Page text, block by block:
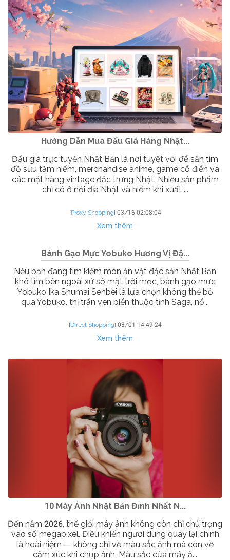
Hướng Dẫn Mua Đấu Giá Hàng Nhật...
Đấu giá trực tuyến Nhật Bản là nơi tuyệt vời để săn tìm
đồ sưu tầm hiếm, merchandise anime, game cổ điển và
các mặt hàng vintage đặc trưng Nhật. Nhiều sản phẩm
chỉ có ở nội địa Nhật và hiếm khi xuất ...
[Proxy Shopping] 03/16 02:08:04
Xem thêm
Bánh Gạo Mực Yobuko Hương Vị Đặ...
Nếu bạn đang tìm kiếm món ăn vặt đặc sản Nhật Bản
khó tìm bên ngoài xứ sở mặt trời mọc, bánh gạo mực
Yobuko Ika Shumai Senbei là lựa chọn không thể bỏ
qua.Yobuko, thị trấn ven biển thuộc tỉnh Saga, nổ...
[Direct Shopping] 03/01 14:49:24
Xem thêm
10 Máy Ảnh Nhật Bản Đỉnh Nhất N...
Đến năm 2026, thế giới máy ảnh không còn chỉ chú trọng
vào số megapixel. Điều khiến người dùng quay lại chính
là hoài niệm — không chỉ về màu sắc ảnh mà còn về
cảm xúc khi chụp ảnh. Màu sắc của máy ả...